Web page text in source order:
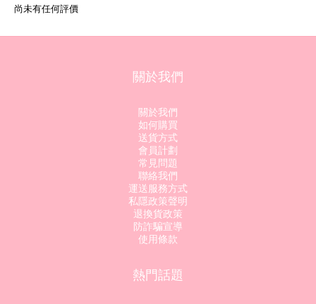
尚未有任何評價
關於我們
關於我們
如何購買
送貨方式
會員計劃
常見問題
聯絡我們
運送服務方式
私隱政策聲明
退換貨政策
防詐騙宣導
使用條款
熱門話題